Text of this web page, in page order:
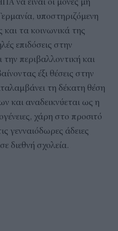
υποστηριζόμενη
και τα κοινωνικά της
επιδόσεις στην
την περιβαλλοντική και
έξι θέσεις στην
τη δέκατη θέση
και αναδεικνύεται ως η
χάρη στο προσιτό
γενναιόδωρες άδειες
διεθνή σχολεία.